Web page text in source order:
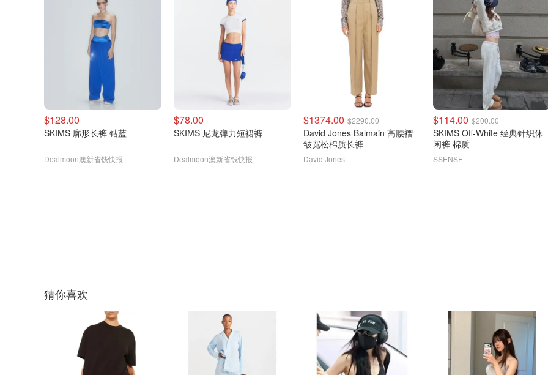
$128.00
SKIMS 廓形长裤 钴蓝
Dealmoon澳新省钱快报
$78.00
SKIMS 尼龙弹力短裙裤
Dealmoon澳新省钱快报
$1374.00 $2290.00
David Jones Balmain 高腰褶
皱宽松棉质长裤
David Jones
$114.00 $200.00
SKIMS Off-White 经典针织休
闲裤 棉质
SSENSE
猜你喜欢